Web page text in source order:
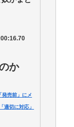
か
発売前」にメ
適切に対応」